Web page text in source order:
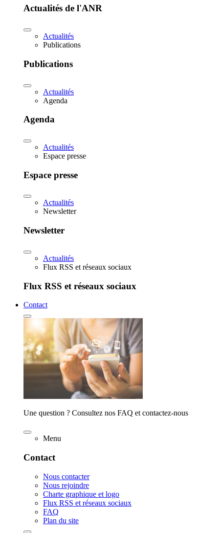
Actualités de l'ANR
Actualités
Publications
Publications
Actualités
Agenda
Agenda
Actualités
Espace presse
Espace presse
Actualités
Newsletter
Newsletter
Actualités
Flux RSS et réseaux sociaux
Flux RSS et réseaux sociaux
Contact
Une question ? Consultez nos FAQ et contactez-nous
Menu
Contact
Nous contacter
Nous rejoindre
Charte graphique et logo
Flux RSS et réseaux sociaux
FAQ
Plan du site